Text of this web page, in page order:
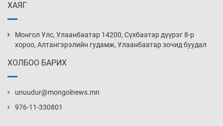
Уржигдар 13 цаг 30 мин
Уржигдар 13 цаг 00 мин
ХАЯГ
Монгол Улс, Улаанбаатар 14200, Сүхбаатар дүүрэг 8-р
хороо, Алтангэрэлийн гудамж, Улаанбаатар зочид буудал
ХОЛБОО БАРИХ
unuudur@mongolnews.mn
976-11-330801